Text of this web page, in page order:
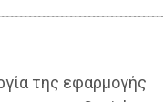
της εφαρμογής